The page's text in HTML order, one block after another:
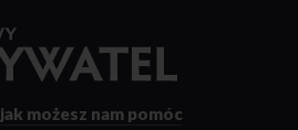
strony
jak możesz nam pomóc